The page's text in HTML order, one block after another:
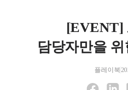
[EVENT]
담당자만을
플레이북